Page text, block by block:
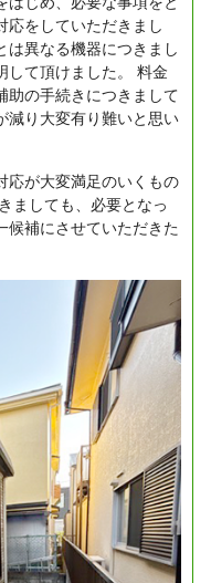
応をしていただきまし
は異なる機器につきまし
て頂けました。
料金
助の手続きにつきまして
減り大変有り難いと思い
応が大変満足のいくもの
ましても、必要となっ
候補にさせていただきた